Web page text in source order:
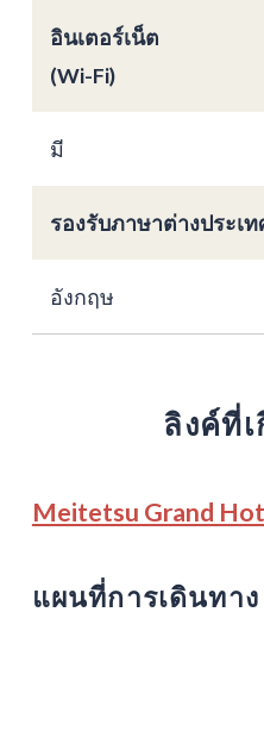
อินเตอร์เน็ต
(Wi-Fi)
มี
รองรับภาษาต่างประเท
อังกฤษ
ลิงค์ที่
Meitetsu Grand
แผนที่การเดินทาง